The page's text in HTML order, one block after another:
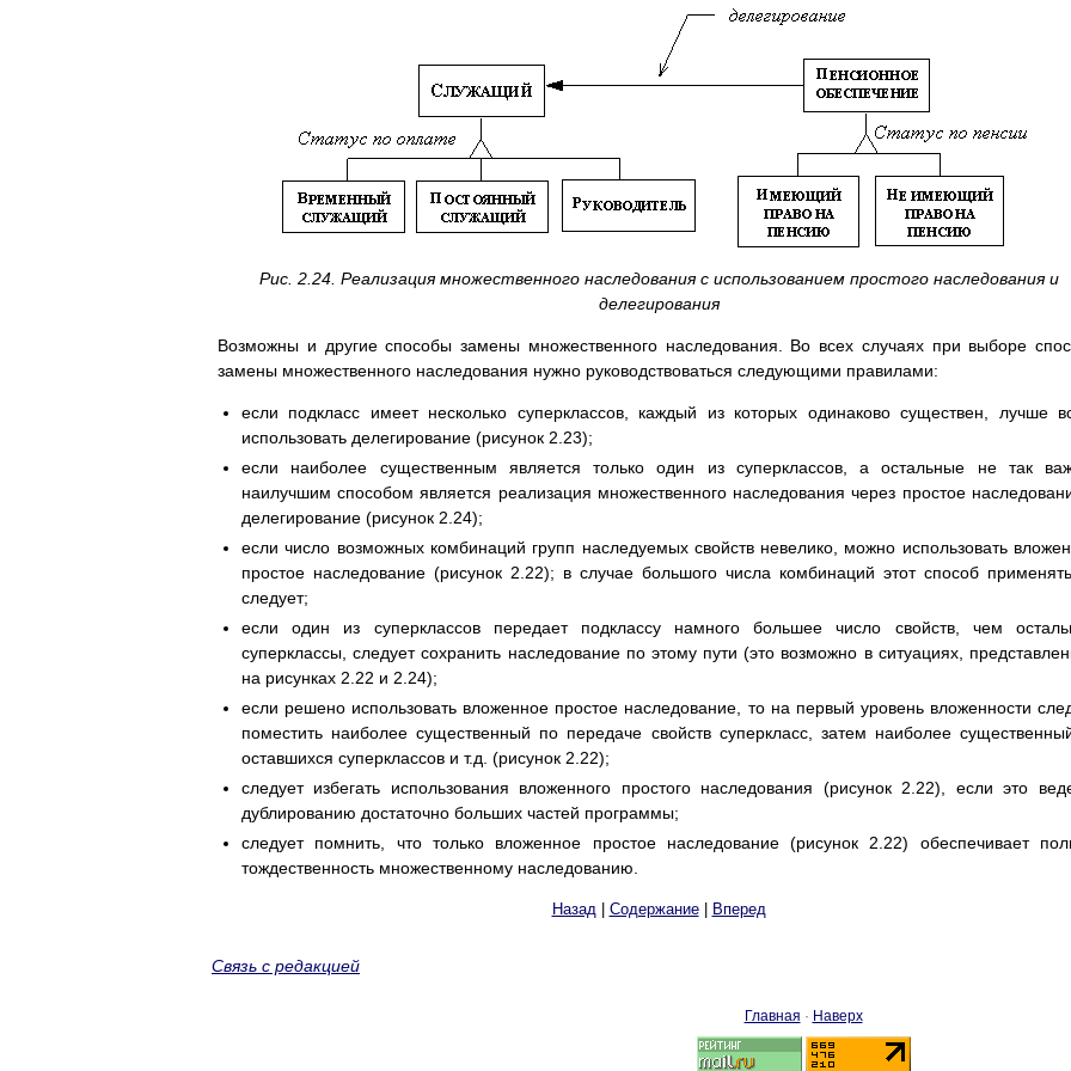
Рис. 2.24. Реализация множественного наследования с использованием простого наследования и
делегирования
Возможны и другие способы замены множественного наследования. Во всех случаях при выборе
замены множественного наследования нужно руководствоваться следующими правилами:
если подкласс имеет несколько суперклассов, каждый из которых одинаково существен, лучше
использовать делегирование (рисунок 2.23);
если наиболее существенным является только один из суперклассов, а остальные не так
наилучшим способом является реализация множественного наследования через простое
делегирование (рисунок 2.24);
если число возможных комбинаций групп наследуемых свойств невелико, можно использовать
простое наследование (рисунок 2.22); в случае большого числа комбинаций этот способ
следует;
если один из суперклассов передает подклассу намного большее число свойств, чем
суперклассы, следует сохранить наследование по этому пути (это возможно в ситуациях,
на рисунках 2.22 и 2.24);
если решено использовать вложенное простое наследование, то на первый уровень вложенности
поместить наиболее существенный по передаче свойств суперкласс, затем наиболее
оставшихся суперклассов и т.д. (рисунок 2.22);
следует избегать использования вложенного простого наследования (рисунок 2.22), если это
дублированию достаточно больших частей программы;
следует помнить, что только вложенное простое наследование (рисунок 2.22) обеспечивает
тождественность множественному наследованию.
Назад| Содержание| Вперед
Связь с редакцией
Главная · Наверх